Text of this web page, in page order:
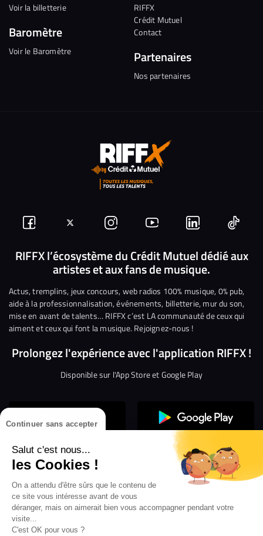
Continuer sans accepter
Salut c'est nous...
les Cookies !
On a attendu d'être sûrs que le contenu de
ce site vous intéresse avant de vous
déranger, mais on aimerait bien vous accompagner pendant votre
visite...
C'est OK pour vous ?
Voir la billetterie
Baromètre
Voir le Baromètre
RIFFX
Crédit Mutuel
Contact
Partenaires
Nos partenaires
Suivez-
nous
Facebook
Suivez-
nous
sur
Twitter
Nous
rejoindre
sur
Instagram
Nous
rejoindre
sur
YouTube
Nous
rejoindre
sur
Linkedin
Nous
RIFFX l’écosystème du Crédit Mutuel dédié aux
artistes et aux fans de musique.
Actus, tremplins, jeux concours, web radios 100% musique, 0% pub,
aide à la professionnalisation, événements, billetterie, mur du son,
mise en avant de talents… RIFFX c’est LA communauté de ceux qui
aiment et ceux qui font la musique. Rejoignez-nous !
Prolongez l'expérience avec l'application RIFFX !
Disponible sur l'App Store et Google Play
Confidentialité
Gestion des cookies
Conditions générales d’utilisation
Mentions légales
les webradios RIFFX